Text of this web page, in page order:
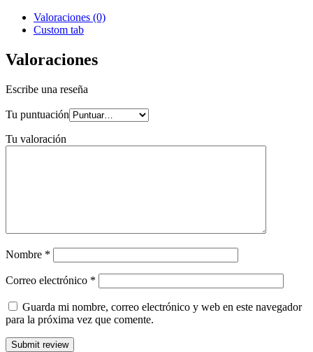
Valoraciones (0)
Custom tab
Valoraciones
Escribe una reseña
Tu puntuación
Tu valoración
Nombre *
Correo electrónico *
Guarda mi nombre, correo electrónico y web en este navegador
para la próxima vez que comente.